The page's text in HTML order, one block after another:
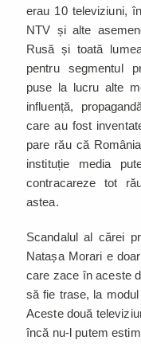
erau 10 televiziuni,
NTV și alte
Rusă și toată
pentru segmentul
puse la lucru alte
influență,
care au fost
pare rău că
instituție media
contracareze tot
astea.
Scandalul al cărei
Natașa Morari e
care zace în aceste
să fie trase, la
Aceste două
încă nu-l putem